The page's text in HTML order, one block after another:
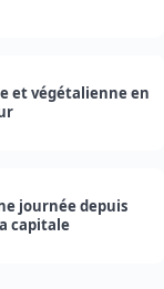
et végétalienne en
journée depuis
capitale